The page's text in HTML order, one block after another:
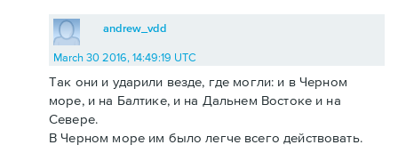
andrew_vdd
March 30 2016, 14:49:19 UTC
Так они и ударили везде, где могли: и в Черном
море, и на Балтике, и на Дальнем Востоке и на
Севере.
В Черном море им было легче всего действовать.